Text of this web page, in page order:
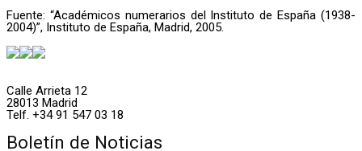
Fuente: “Académicos numerarios del Instituto de España (1938-
2004)”, Instituto de España, Madrid, 2005.
Calle Arrieta 12
28013 Madrid
Telf. +34 91 547 03 18
Boletín de Noticias